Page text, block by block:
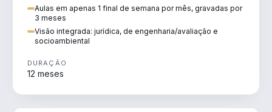
Aulas em apenas 1 final de semana por mês, gravadas por
3 meses
Visão integrada: jurídica, de engenharia/avaliação e
socioambiental
DURAÇÃO
12 meses